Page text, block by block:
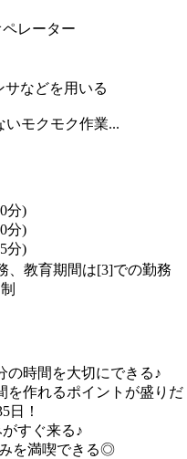
レーター
などを用いる
モクモク作業...
分)
分)
分)
、教育期間は[3]での勤務
時間を大切にできる♪
を作れるポイントが盛りだ
日！
すぐ来る♪
を満喫できる◎